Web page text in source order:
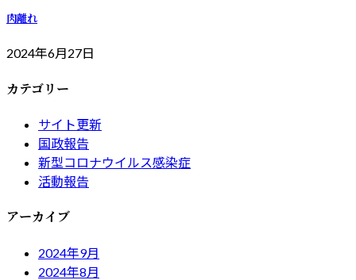
肉離れ
2024年6月27日
カテゴリー
サイト更新
国政報告
新型コロナウイルス感染症
活動報告
アーカイブ
2024年9月
2024年8月